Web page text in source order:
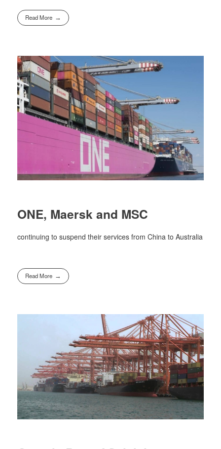
Read More
ONE, Maersk and MSC
continuing to suspend their services from China to Australia
Read More